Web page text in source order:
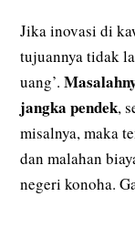
Jika inovasi di
tujuannya tidak
uang’.
jangka pendek,
misalnya, maka
dan malahan
negeri konoha.